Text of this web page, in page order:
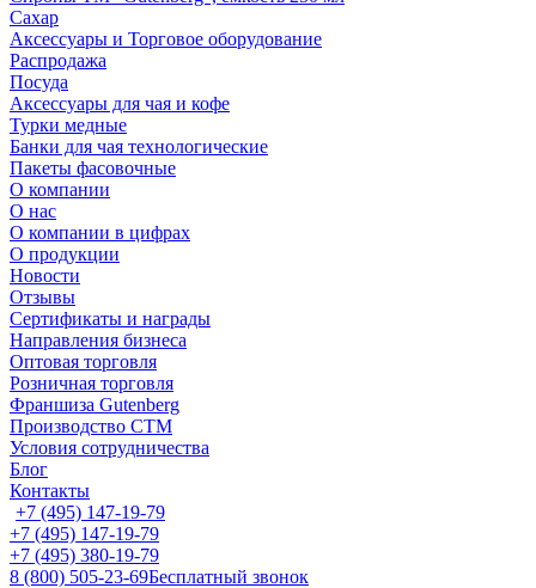
Сахар
Аксессуары и Торговое оборудование
Распродажа
Посуда
Аксессуары для чая и кофе
Турки медные
Банки для чая технологические
Пакеты фасовочные
О компании
О нас
О компании в цифрах
О продукции
Новости
Отзывы
Сертификаты и награды
Направления бизнеса
Оптовая торговля
Розничная торговля
Франшиза Gutenberg
Производство СТМ
Условия сотрудничества
Блог
Контакты
+7 (495) 147-19-79
+7 (495) 147-19-79
+7 (495) 380-19-79
8 (800) 505-23-69Бесплатный звонок